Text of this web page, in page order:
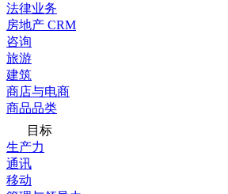
法律业务
房地产 CRM
咨询
旅游
建筑
商店与电商
商品品类
目标
生产力
通讯
移动